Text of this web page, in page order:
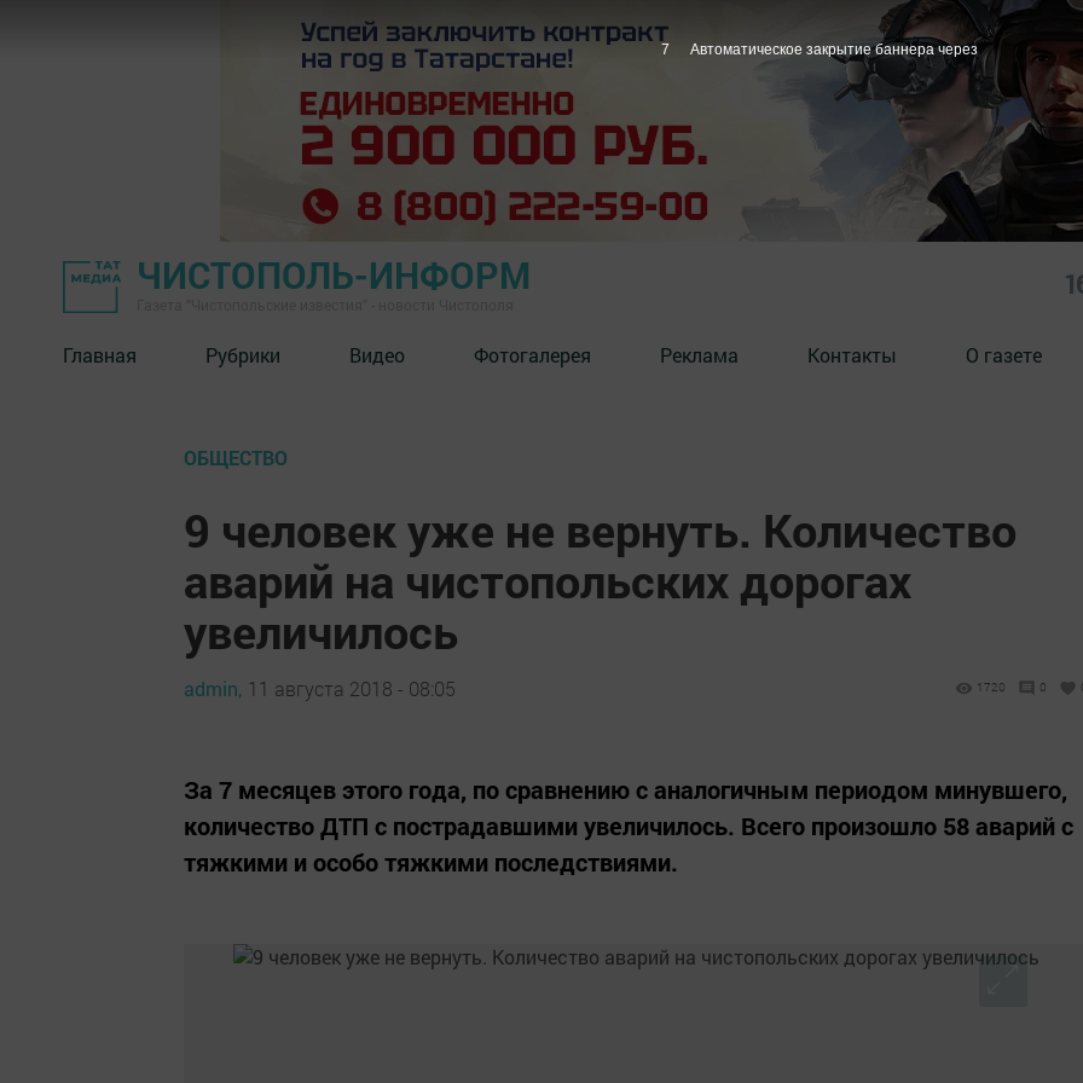
ЧИСТОПОЛЬ-ИНФОРМ
Главная Рубрики Видео Фотогалерея Реклама Контакты О газете
ОБЩЕСТВО
9 человек уже не вернуть. Количество
аварий на чистопольских дорогах
увеличилось
admin, 11 августа 2018 - 08:05 1720 0
За 7 месяцев этого года, по сравнению с аналогичным периодом минувшего,
количество ДТП с пострадавшими увеличилось. Всего произошло 58 аварий с
тяжкими и особо тяжкими последствиями.
6 Автоматическое закрытие баннера через